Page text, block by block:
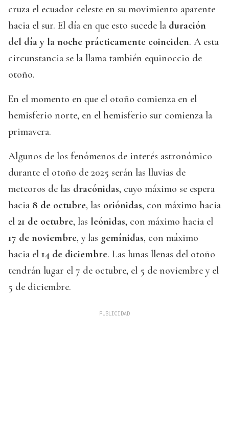
cruza el ecuador celeste en su movimiento aparente
hacia el sur. El día en que esto sucede la duración
del día y la noche prácticamente coinciden. A esta
circunstancia se la llama también equinoccio de
otoño.
En el momento en que el otoño comienza en el
hemisferio norte, en el hemisferio sur comienza la
primavera.
Algunos de los fenómenos de interés astronómico
durante el otoño de 2025 serán las lluvias de
meteoros de las dracónidas, cuyo máximo se espera
hacia 8 de octubre, las oriónidas, con máximo hacia
el 21 de octubre, las leónidas, con máximo hacia el
17 de noviembre, y las gemínidas, con máximo
hacia el 14 de diciembre. Las lunas llenas del otoño
tendrán lugar el 7 de octubre, el 5 de noviembre y el
5 de diciembre.